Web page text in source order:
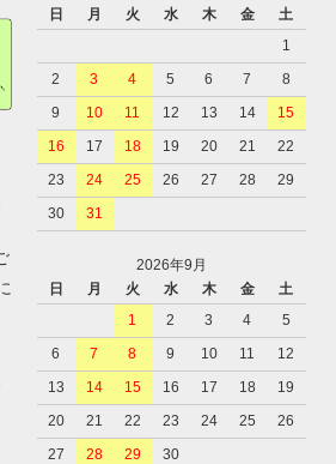
日
月 火 水 木 金
土
1
2
3 4 5 6 7
8
9
10 11 12 13 14
15
16
17 18 19 20 21
22
23
24 25 26 27 28
29
30
31
2026年9月
日
月 火 水 木 金
土
1
2 3 4
5
6
7 8 9 10 11
12
13
14 15 16 17 18
19
20
21 22 23 24 25
26
27
28 29 30